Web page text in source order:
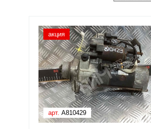
акция
арт. A810429